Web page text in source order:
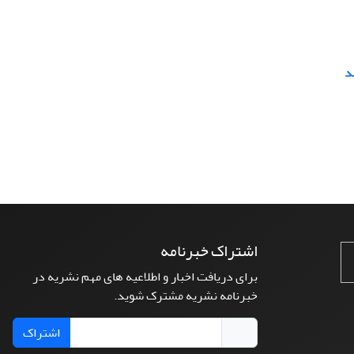
اشتراک خبرنامه
برای دریافت اخبار و اطلاعیه های مهم نشریه در
خبرنامه نشریه مشترک شوید.
اشتراک